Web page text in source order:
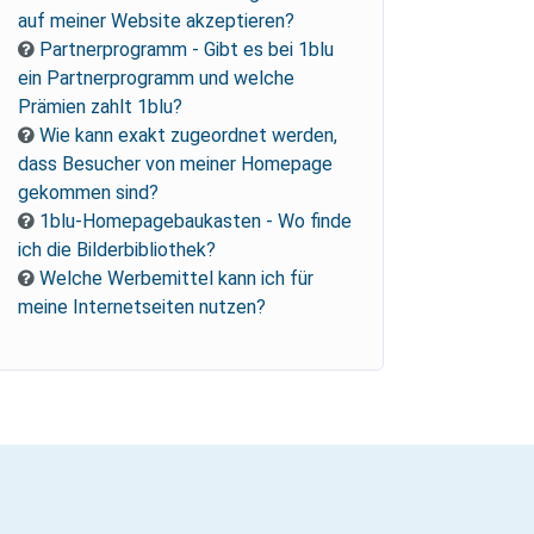
auf meiner Website akzeptieren?
Partnerprogramm - Gibt es bei 1blu
ein Partnerprogramm und welche
Prämien zahlt 1blu?
Wie kann exakt zugeordnet werden,
dass Besucher von meiner Homepage
gekommen sind?
1blu-Homepagebaukasten - Wo finde
ich die Bilderbibliothek?
Welche Werbemittel kann ich für
meine Internetseiten nutzen?